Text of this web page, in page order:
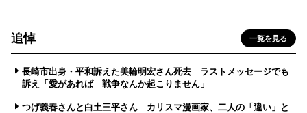
追悼 一覧を見る
長崎市出身・平和訴えた美輪明宏さん死去 ラストメッセージでも
訴え「愛があれば 戦争なんか起こりません」
つげ義春さんと白土三平さん カリスマ漫画家、二人の「違い」と